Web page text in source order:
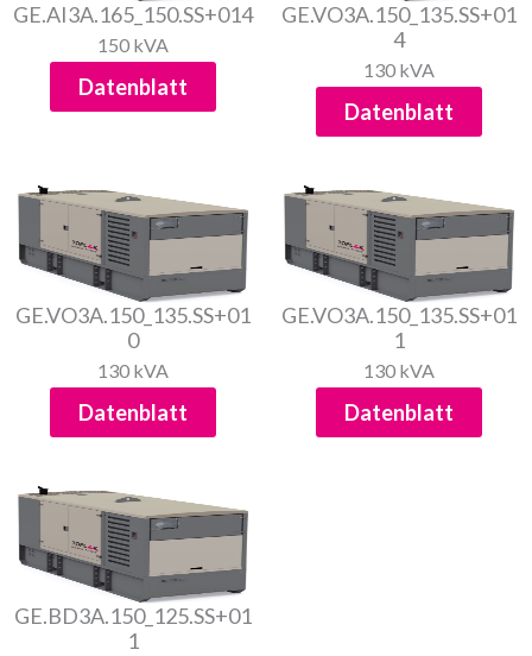
GE.AI3A.165_150.SS+014
150 kVA
Datenblatt
GE.VO3A.150_135.SS+01
4
130 kVA
Datenblatt
GE.VO3A.150_135.SS+01
0
130 kVA
Datenblatt
GE.VO3A.150_135.SS+01
1
130 kVA
Datenblatt
GE.BD3A.150_125.SS+01
1